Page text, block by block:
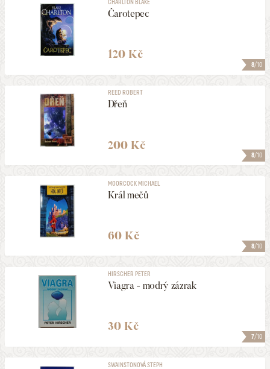
8/10
CHARLTON BLAKE
Čarotepec
120 Kč
8/10
REED ROBERT
Dřeň
200 Kč
8/10
MOORCOCK MICHAEL
Král mečů
60 Kč
7/10
HIRSCHER PETER
Viagra - modrý zázrak
30 Kč
SWAINSTONOVÁ STEPH